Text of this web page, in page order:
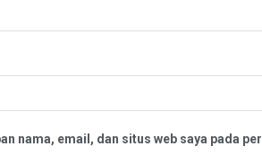
nama, email, dan situs web saya pada